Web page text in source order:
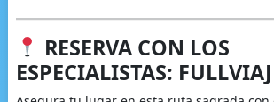
RESERVA CON LOS
ESPECIALISTAS: